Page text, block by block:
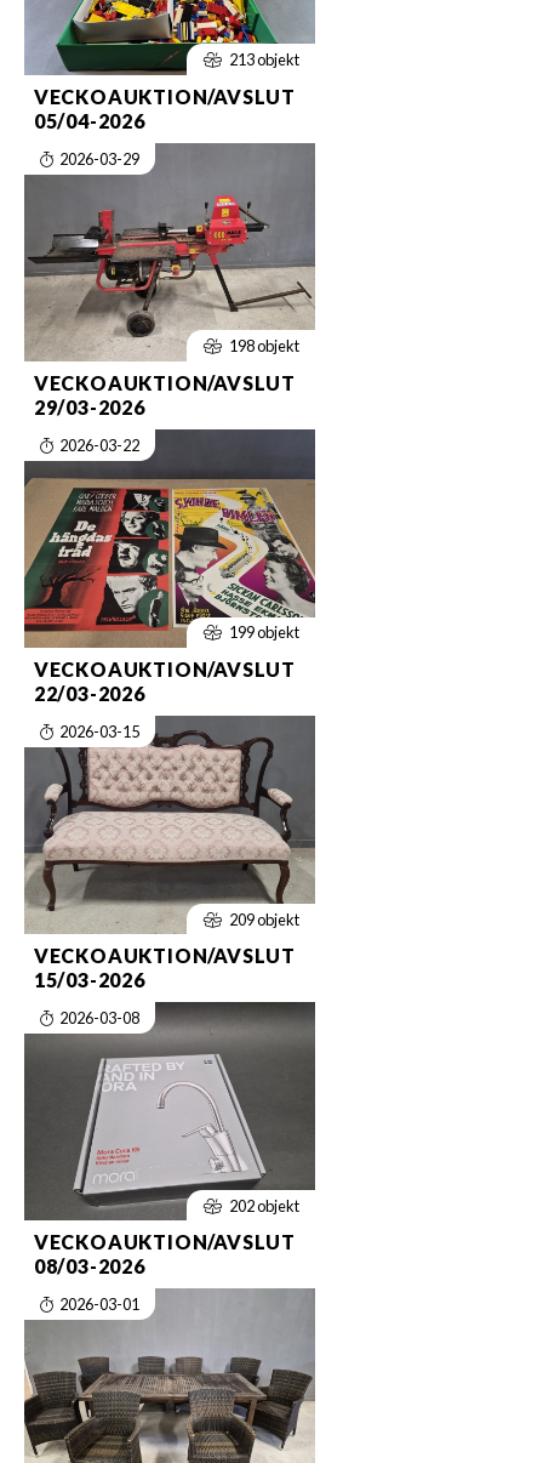
213 objekt
VECKOAUKTION/AVSLUT
05/04-2026
2026-03-29
198 objekt
VECKOAUKTION/AVSLUT
29/03-2026
2026-03-22
199 objekt
VECKOAUKTION/AVSLUT
22/03-2026
2026-03-15
209 objekt
VECKOAUKTION/AVSLUT
15/03-2026
2026-03-08
202 objekt
VECKOAUKTION/AVSLUT
08/03-2026
2026-03-01